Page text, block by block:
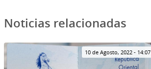
Noticias relacionadas
10 de Agosto, 2022 - 14:07